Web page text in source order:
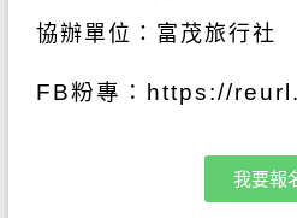
協辦單位：富茂旅行社
FB粉專： https://
我要報